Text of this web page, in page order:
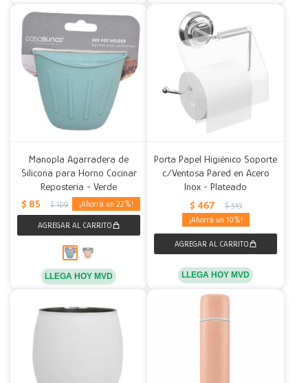
Manopla Agarradera de
Silicona para Horno Cocinar
Repostería - Verde
$ 85 $ 109 22
LLEGA HOY MVD
Porta Papel Higiénico Soporte
c/Ventosa Pared en Acero
Inox - Plateado
$ 467 $ 519
10
LLEGA HOY MVD